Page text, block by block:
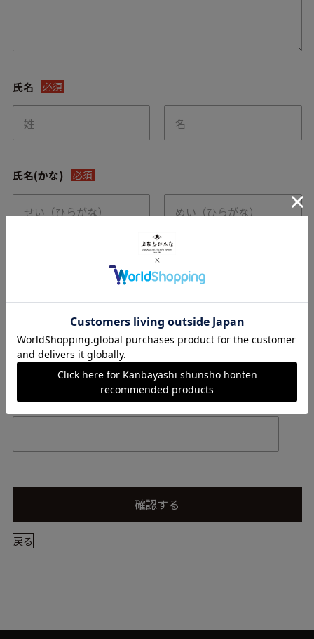
氏名 必須
氏名(かな) 必須
必須
電話番号
戻る
確認する